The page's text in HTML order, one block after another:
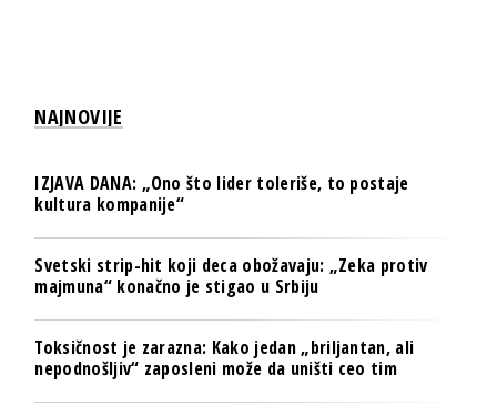
NAJNOVIJE
IZJAVA DANA: „Ono što lider toleriše, to postaje
kultura kompanije“
Svetski strip-hit koji deca obožavaju: „Zeka protiv
majmuna“ konačno je stigao u Srbiju
Toksičnost je zarazna: Kako jedan „briljantan, ali
nepodnošljiv“ zaposleni može da uništi ceo tim